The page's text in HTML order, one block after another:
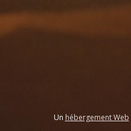
Un hébergement Web